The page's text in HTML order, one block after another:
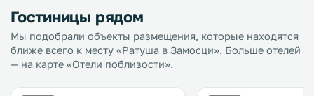
Гостиницы рядом
Мы подобрали объекты размещения, которые находятся
ближе всего к месту «Ратуша в Замосци». Больше отелей
— на карте «Отели поблизости».